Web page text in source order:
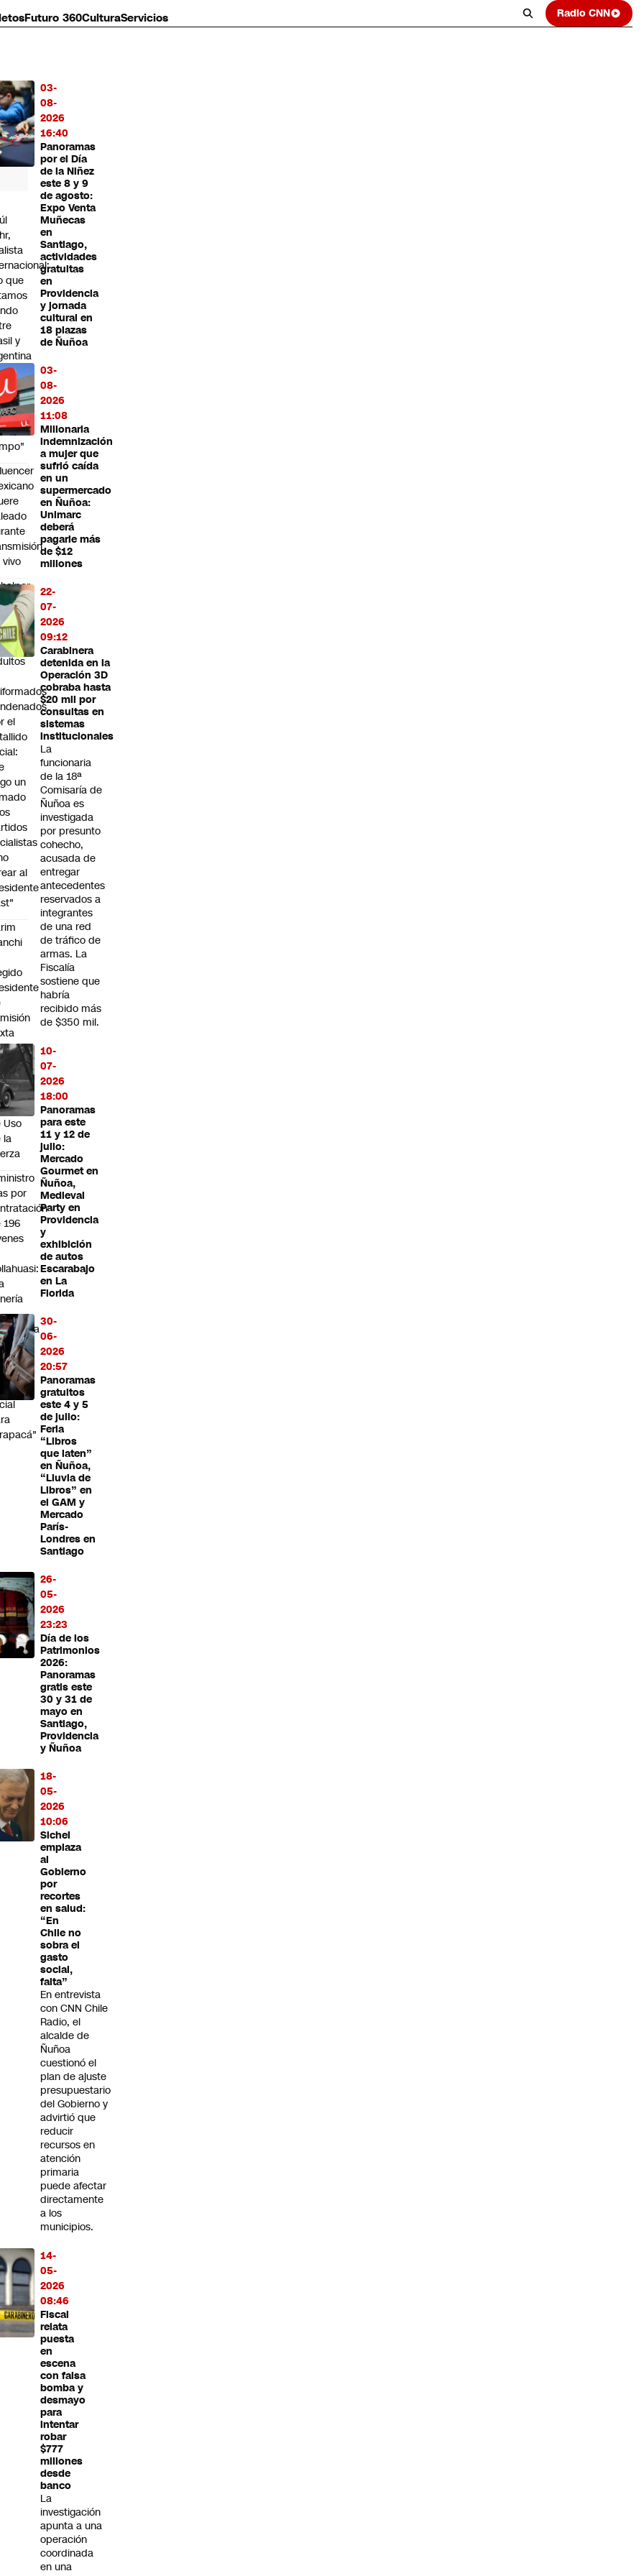
Futuro 360CulturaServicios Radio CNN
03-
08-
2026
16:40
Panoramas
por el Día
de la Niñez
este 8 y 9
de agosto:
Expo Venta
Muñecas
en
Santiago,
actividades
gratuitas
en
Providencia
y jornada
cultural en
18 plazas
de Ñuñoa
03-
08-
2026
11:08
Millonaria
indemnización
a mujer que
sufrió caída
en un
supermercado
en Ñuñoa:
Unimarc
deberá
pagarle más
de $12
millones
22-
07-
2026
09:12
Carabinera
detenida en la
Operación 3D
cobraba hasta
$20 mil por
consultas en
sistemas
institucionales
La
funcionaria
de la 18ª
Comisaría de
Ñuñoa es
investigada
por presunto
cohecho,
acusada de
entregar
antecedentes
reservados a
integrantes
de una red
de tráfico de
armas. La
Fiscalía
sostiene que
habría
recibido más
de $350 mil.
10-
07-
2026
18:00
Panoramas
para este
11 y 12 de
julio:
Mercado
Gourmet en
Ñuñoa,
Medieval
Party en
Providencia
y
exhibición
de autos
Escarabajo
en La
Florida
30-
06-
2026
20:57
Panoramas
gratuitos
este 4 y 5
de julio:
Feria
“Libros
que laten”
en Ñuñoa,
“Lluvia de
Libros” en
el GAM y
Mercado
París-
Londres en
Santiago
26-
05-
2026
23:23
Día de los
Patrimonios
2026:
Panoramas
gratis este
30 y 31 de
mayo en
Santiago,
Providencia
y Ñuñoa
18-
05-
2026
10:06
Sichel
emplaza
al
Gobierno
por
recortes
en salud:
“En
Chile no
sobra el
gasto
social,
falta”
En entrevista
con CNN Chile
Radio, el
alcalde de
Ñuñoa
cuestionó el
plan de ajuste
presupuestario
del Gobierno y
advirtió que
reducir
recursos en
atención
primaria
puede afectar
directamente
a los
municipios.
14-
05-
2026
08:46
Fiscal
relata
puesta
en
escena
con falsa
bomba y
desmayo
para
intentar
robar
$777
millones
desde
banco
La
investigación
apunta a una
operación
coordinada
en una
que
y
un
vivo
el
un
al
Uso
la
por
196
un